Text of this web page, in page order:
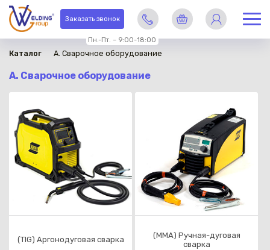
Заказать звонок
Пн.-Пт. – 9:00-18:00
Каталог A. Сварочное оборудование
A. Сварочное оборудование
(TIG) Аргонодуговая сварка
(ММА) Ручная-дуговая
сварка